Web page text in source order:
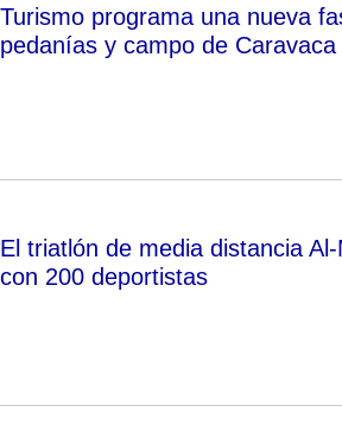
Turismo programa una nueva
pedanías y campo de Caravaca
El triatlón de media distancia
con 200 deportistas